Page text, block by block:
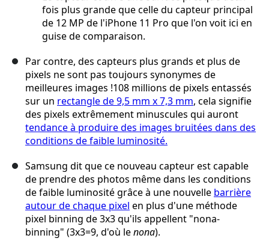
fois plus grande que celle du capteur principal
de 12 MP de l'iPhone 11 Pro que l'on voit ici en
guise de comparaison.
Par contre, des capteurs plus grands et plus de
pixels ne sont pas toujours synonymes de
meilleures images !108 millions de pixels entassés
sur un rectangle de 9,5 mm x 7,3 mm, cela signifie
des pixels extrêmement minuscules qui auront
tendance à produire des images bruitées dans des
conditions de faible luminosité.
Samsung dit que ce nouveau capteur est capable
de prendre des photos même dans les conditions
de faible luminosité grâce à une nouvelle barrière
autour de chaque pixel en plus d'une méthode
pixel binning de 3x3 qu'ils appellent "nona-
binning" (3x3=9, d'où lenona).